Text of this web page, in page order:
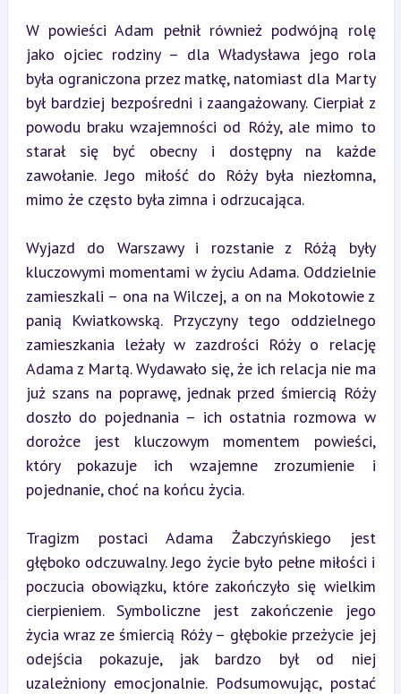
W powieści Adam pełnił również podwójną rolę
jako ojciec rodziny – dla Władysława jego rola
była ograniczona przez matkę, natomiast dla Marty
był bardziej bezpośredni i zaangażowany. Cierpiał z
powodu braku wzajemności od Róży, ale mimo to
starał się być obecny i dostępny na każde
zawołanie. Jego miłość do Róży była niezłomna,
mimo że często była zimna i odrzucająca.
Wyjazd do Warszawy i rozstanie z Różą były
kluczowymi momentami w życiu Adama. Oddzielnie
zamieszkali – ona na Wilczej, a on na Mokotowie z
panią Kwiatkowską. Przyczyny tego oddzielnego
zamieszkania leżały w zazdrości Róży o relację
Adama z Martą. Wydawało się, że ich relacja nie ma
już szans na poprawę, jednak przed śmiercią Róży
doszło do pojednania – ich ostatnia rozmowa w
dorożce jest kluczowym momentem powieści,
który pokazuje ich wzajemne zrozumienie i
pojednanie, choć na końcu życia.
Tragizm postaci Adama Żabczyńskiego jest
głęboko odczuwalny. Jego życie było pełne miłości i
poczucia obowiązku, które zakończyło się wielkim
cierpieniem. Symboliczne jest zakończenie jego
życia wraz ze śmiercią Róży – głębokie przeżycie jej
odejścia pokazuje, jak bardzo był od niej
uzależniony emocjonalnie. Podsumowując, postać